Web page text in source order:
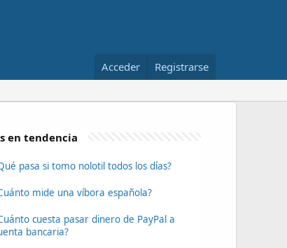
Acceder Registrarse
en tendencia
pasa si tomo nolotil todos los días?
mide una víbora española?
cuesta pasar dinero de PayPal a
bancaria?